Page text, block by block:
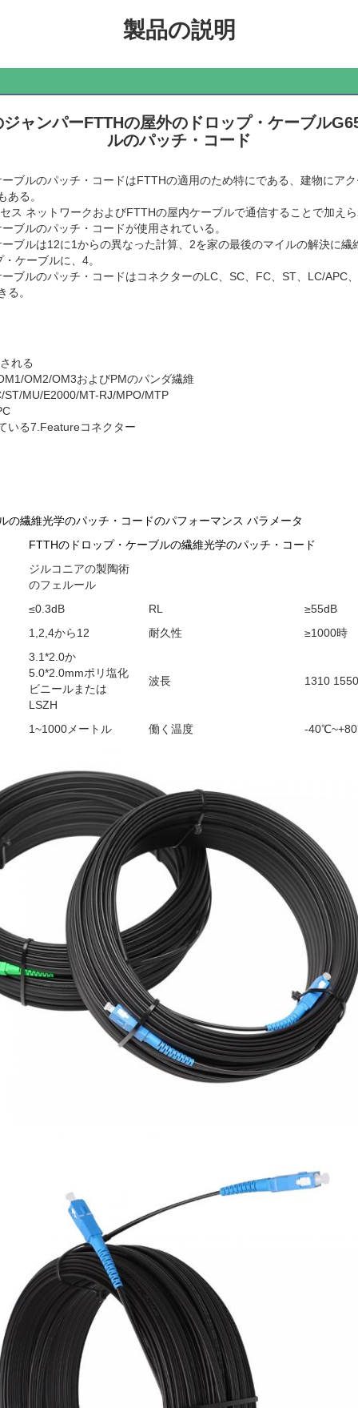
製品の説明
ャンパーFTTHの屋外のドロップ・ケーブル
ルのパッチ・コード
ブルのパッチ・コードはFTTHの適用のため特にである、建物にア
ある。
ス ネットワークおよびFTTHの屋内ケーブルで通信することで加え
ブルのパッチ・コードが使用されている。
ブルは12に1からの異なった計算、2を家の最後のマイルの解決に繊
ケーブルに、4。
ブルのパッチ・コードはコネクターのLC、SC、FC、ST、LC/APC
る。
れる
OM2/OM3およびPMのパンダ繊維
MU/E2000/MT-RJ/MPO/MTP
いる7.Featureコネクター
の繊維光学のパッチ・コードのパフォーマンス パラメータ
FTTHのドロップ・ケーブルの繊維光学のパッチ・コード
ジルコニアの製陶術
のフェルール
≤0.3dB
RL
≥55dB
1,2,4から12
耐久性
≥1000時
3.1*2.0か
5.0*2.0mmポリ塩化
ビニールまたは
LSZH
波長 1310
1~1000メートル 働く温度 -